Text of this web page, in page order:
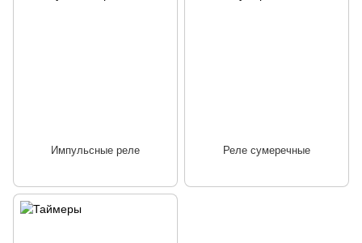
Импульсные реле Реле сумеречные